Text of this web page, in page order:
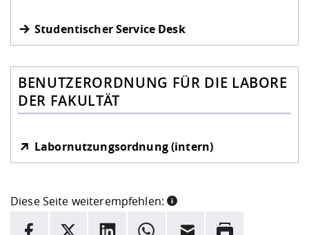
Studentischer Service Desk
BENUTZERORDNUNG FÜR DIE LABORE
DER FAKULTÄT
Labornutzungsordnung (intern)
Diese Seite weiterempfehlen:
INFORMATION
Facebook
X LinkedInWhatsappE-Mail Drucken